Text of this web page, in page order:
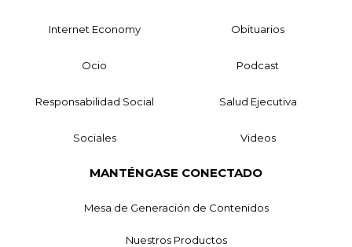
Internet Economy Obituarios
Ocio Podcast
Responsabilidad Social Salud Ejecutiva
Sociales Videos
MANTÉNGASE CONECTADO
Mesa de Generación de Contenidos
Nuestros Productos